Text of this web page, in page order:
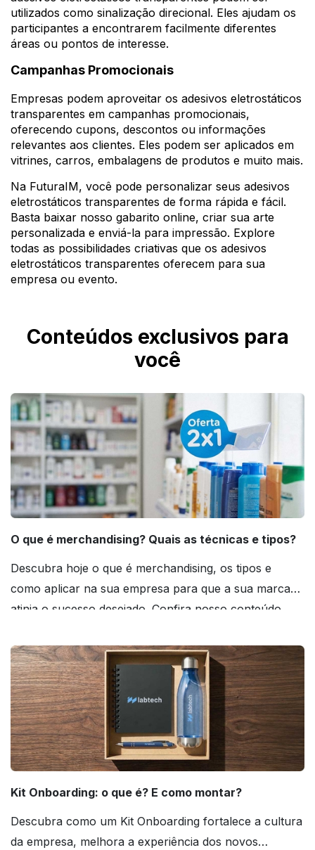
utilizados como sinalização direcional. Eles ajudam os
participantes a encontrarem facilmente diferentes
áreas ou pontos de interesse.
Campanhas Promocionais
Empresas podem aproveitar os adesivos eletrostáticos
transparentes em campanhas promocionais,
oferecendo cupons, descontos ou informações
relevantes aos clientes. Eles podem ser aplicados em
vitrines, carros, embalagens de produtos e muito mais.
Na FuturaIM, você pode personalizar seus adesivos
eletrostáticos transparentes de forma rápida e fácil.
Basta baixar nosso gabarito online, criar sua arte
personalizada e enviá-la para impressão. Explore
todas as possibilidades criativas que os adesivos
eletrostáticos transparentes oferecem para sua
empresa ou evento.
Conteúdos exclusivos para
você
O que é merchandising? Quais as técnicas e tipos?
Descubra hoje o que é merchandising, os tipos e
como aplicar na sua empresa para que a sua marca
atinja o sucesso desejado. Confira nosso conteúdo
Kit Onboarding: o que é? E como montar?
Descubra como um Kit Onboarding fortalece a cultura
da empresa, melhora a experiência dos novos